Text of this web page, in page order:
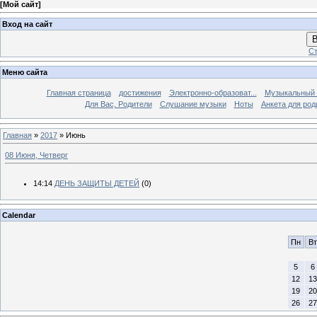
[Мой сайт]
Вход на сайт
Меню сайта
Главная страница достижения Электронно-образоват...
Музыкальный
Для Вас, Родители
Слушание музыки Ноты Анкета для
Главная » 2017 » Июнь
08 Июня, Четверг
14:14 ДЕНЬ ЗАЩИТЫ ДЕТЕЙ (0)
Calendar
Пн Вт
5
6
12
13
19
20
26
27